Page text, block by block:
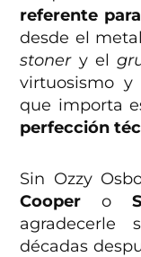
referente
desde el
stoner y el
virtuosismo
que importa
perfección
Sin Ozzy
Cooper o
agradecerle
décadas